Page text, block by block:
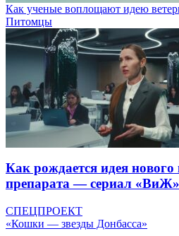
Как ученые воплощают идею
Питомцы
Как рождается идея нового
препарата — сериал «ВиЖ»
СПЕЦПРОЕКТ
«Кошки — звезды Донбасса»